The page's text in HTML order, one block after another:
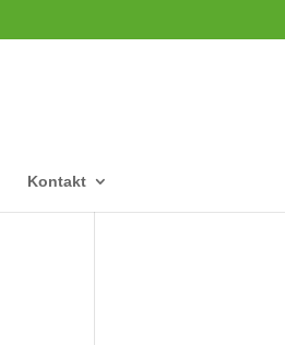
Kontakt